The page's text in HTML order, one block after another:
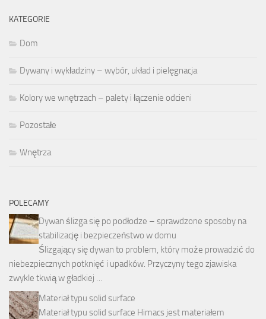
KATEGORIE
Dom
Dywany i wykładziny – wybór, układ i pielęgnacja
Kolory we wnętrzach – palety i łączenie odcieni
Pozostałe
Wnętrza
POLECAMY
Dywan ślizga się po podłodze – sprawdzone sposoby na
stabilizację i bezpieczeństwo w domu
Ślizgający się dywan to problem, który może prowadzić do
niebezpiecznych potknięć i upadków. Przyczyny tego zjawiska
zwykle tkwią w gładkiej …
Materiał typu solid surface
Materiał typu solid surface Himacs jest materiałem